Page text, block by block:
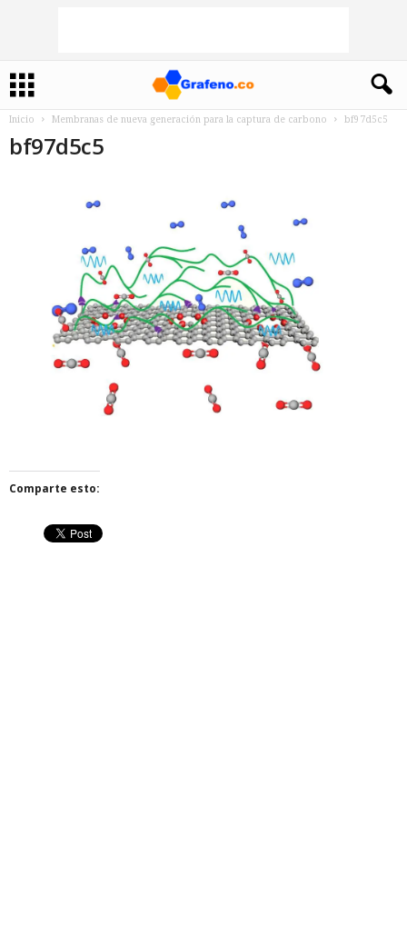
Inicio Membranas de nueva generación para la captura de carbono bf97d5c5
bf97d5c5
Comparte esto: